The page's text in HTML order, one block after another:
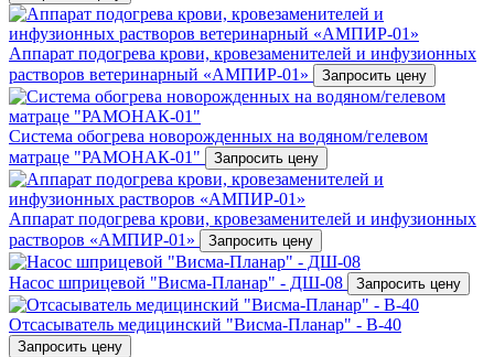
Аппарат подогрева крови, кровезаменителей и инфузионных
растворов ветеринарный «АМПИР-01»
Запросить цену
Система обогрева новорожденных на водяном/гелевом
матраце "РАМОНАК-01"
Запросить цену
Аппарат подогрева крови, кровезаменителей и инфузионных
растворов «АМПИР-01»
Запросить цену
Насос шприцевой "Висма-Планар" - ДШ-08 Запросить цену
Отсасыватель медицинский "Висма-Планар" - В-40
Запросить цену